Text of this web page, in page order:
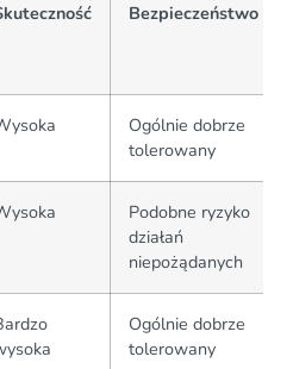
Bezpieczeństwo
Ogólnie dobrze
tolerowany
Podobne ryzyko
działań
niepożądanych
Ogólnie dobrze
tolerowany